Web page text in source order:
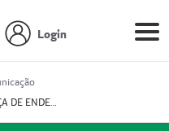
Login
MUDANÇA DE ENDEREÇO - DIAGITAB SERVIÇOS MÉDICOS LTDA (54003267-5)